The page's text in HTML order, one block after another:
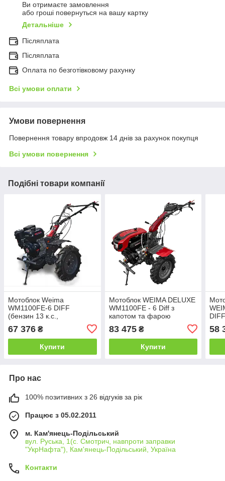
Ви отримаєте замовлення
або гроші повернуться на вашу картку
Детальніше
Післяплата
Післяплата
Оплата по безготівковому рахунку
Всі умови оплати
Умови повернення
Повернення товару впродовж 14 днів за рахунок покупця
Всі умови повернення
Подібні товари компанії
Мотоблок Weima
WM1100FЕ-6 DIFF
(бензин 13 к.с.,
розблокіратори, 5,00-12)
67 376 ₴
Купити
Мотоблок WEIMA DELUXE
WM1100FE - 6 Diff з
капотом та фарою
(бензин 16 к.с., ел.старт.,
КПП 4+2 скор, 5,00-12)
83 475₴
Купити
58
Про нас
100% позитивних з 26 відгуків за рік
Працює з 05.02.2011
м. Кам'янець-Подільський
вул. Руська, 1(с. Смотрич, навпроти заправки
"УкрНафта"), Кам'янець-Подільський, Україна
Контакти